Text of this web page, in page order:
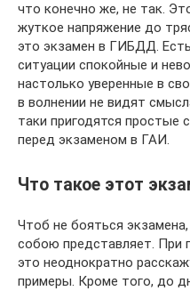
что конечно же, не так.
жуткое напряжение до
это экзамен в ГИБДД.
ситуации спокойные и
настолько уверенные в
в волнении не видят
таки пригодятся простые
перед экзаменом в ГАИ.
Что такое этот
Чтоб не бояться
собою представляет. При
это неоднократно
примеры. Кроме того, до